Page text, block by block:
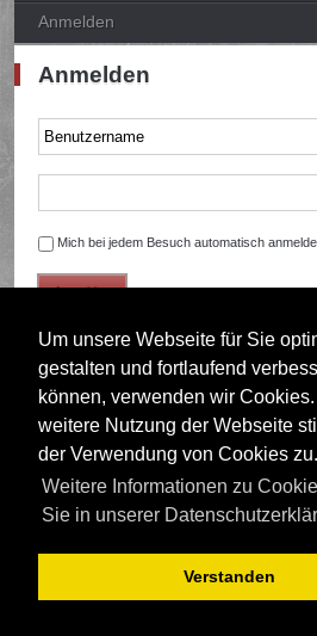
Um unsere Webseite für Sie
gestalten und fortlaufend
können, verwenden wir
weitere Nutzung der Webseite
der Verwendung von Cookies zu.
Weitere Informationen zu
Sie in unserer
Verstanden
Anmelden
Anmelden
Mich bei jedem Besuch automatisch
Ändere Schriftgröße
Wer ist online?
Insgesamt sind493Besucher online: 1
492 Gäste (basierend auf den aktiven
gleichzeitig online waren.